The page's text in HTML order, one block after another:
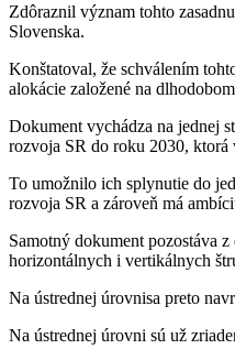
Zdôraznil význam tohto
Slovenska.
Konštatoval, že schválením
alokácie založené na
Dokument vychádza na jednej
rozvoja SR do roku 2030,
To umožnilo ich splynutie do
rozvoja SR a zároveň má
Samotný dokument pozostáva
horizontálnych i vertikálnych
Na ústrednej úrovnisa preto
Na ústrednej úrovni sú už